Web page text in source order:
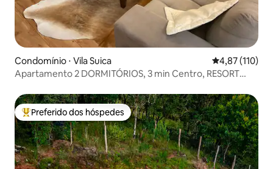
Condomínio ⋅ Vila Suica 4,87 de uma
4,87 (110)
Apartamento 2 DORMITÓRIOS, 3 min Centro, RESORT
Entre os melhores preferidos dos hóspedes
Preferido dos hóspedes